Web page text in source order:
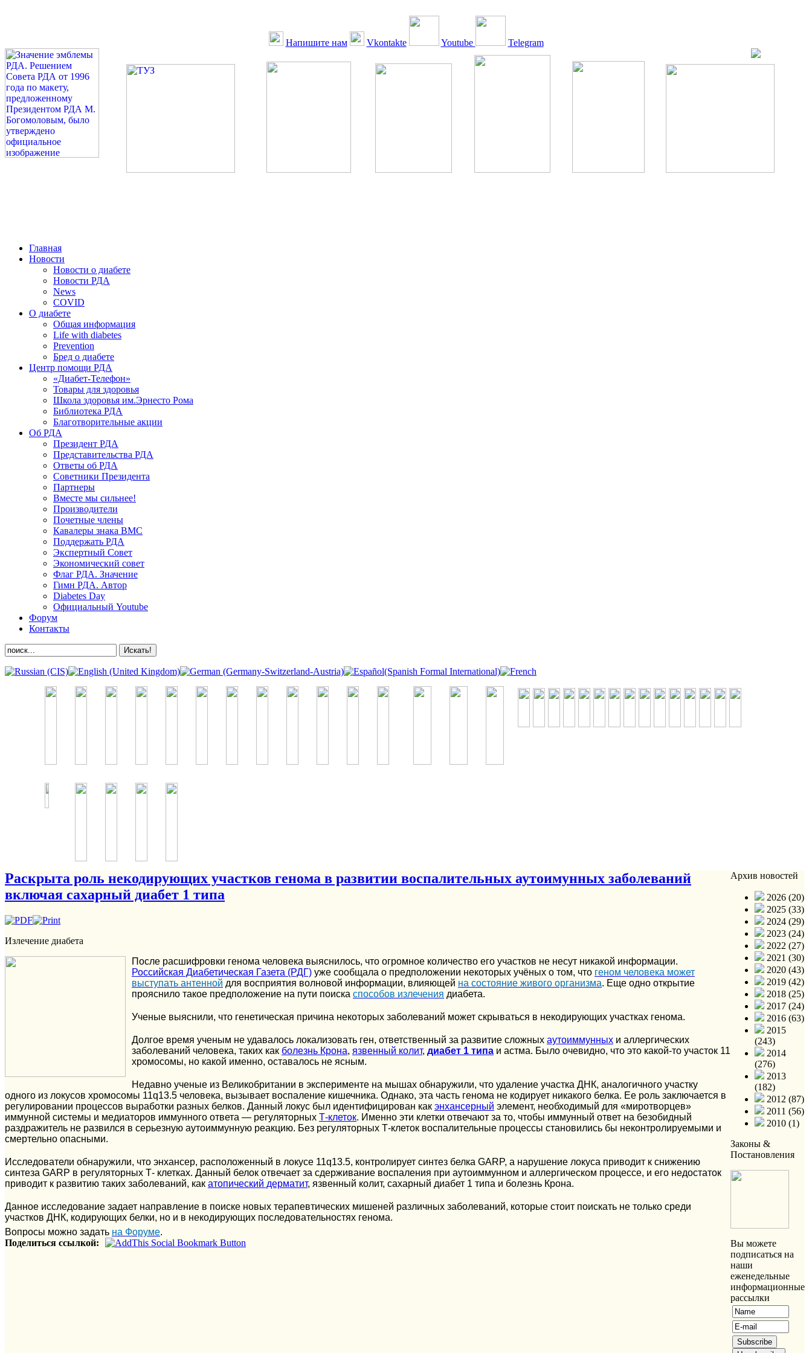
Напишите нам Vkontakte Youtube Telegram
Главная
Новости
Новости о диабете
Новости РДА
News
COVID
О диабете
Общая информация
Life with diabetes
Prevention
Бред о диабете
Центр помощи РДА
«Диабет-Телефон»
Товары для здоровья
Школа здоровья им.Эрнесто Рома
Библиотека РДА
Благотворительные акции
Об РДА
Президент РДА
Представительства РДА
Ответы об РДА
Советники Президента
Партнеры
Вместе мы сильнее!
Производители
Почетные члены
Кавалеры знака ВМС
Поддержать РДА
Экспертный Совет
Экономический совет
Флаг РДА. Значение
Гимн РДА. Автор
Diabetes Day
Официальный Youtube
Форум
Контакты
Раскрыта роль некодирующих участков генома в развитии воспалительных аутоимунных заболеваний
включая сахарный диабет 1 типа
Излечение диабета
После расшифровки генома человека выяснилось, что огромное количество его участков не несут никакой информации.
Российская Диабетическая Газета (РДГ) уже сообщала о предположении некоторых учёных о том, что геном человека может
выступать антенной для восприятия волновой информации, влияющей на состояние живого организма. Еще одно открытие
прояснило такое предположение на пути поиска способов излечения диабета.
Ученые выяснили, что генетическая причина некоторых заболеваний может скрываться в некодирующих участках генома.
Долгое время ученым не удавалось локализовать ген, ответственный за развитие сложных аутоиммунных и аллергических
заболеваний человека, таких как болезнь Крона, язвенный колит, диабет 1 типа и астма. Было очевидно, что это какой-то участок 11
хромосомы, но какой именно, оставалось не ясным.
Недавно ученые из Великобритании в эксперименте на мышах обнаружили, что удаление участка ДНК, аналогичного участку
одного из локусов хромосомы 11q13.5 человека, вызывает воспаление кишечника. Однако, эта часть генома не кодирует никакого белка. Ее роль заключается в
регулировании процессов выработки разных белков. Данный локус был идентифицирован как энхансерный элемент, необходимый для «миротворцев»
иммунной системы и медиаторов иммунного ответа — регуляторных Т-клеток. Именно эти клетки отвечают за то, чтобы иммунный ответ на безобидный
раздражитель не развился в серьезную аутоиммунную реакцию. Без регуляторных Т-клеток воспалительные процессы становились бы неконтролируемыми и
смертельно опасными.
Исследователи обнаружили, что энхансер, расположенный в локусе 11q13.5, контролирует синтез белка GARP, а нарушение локуса приводит к снижению
синтеза GARP в регуляторных Т- клетках. Данный белок отвечает за сдерживание воспаления при аутоиммунном и аллергическом процессе, и его недостаток
приводит к развитию таких заболеваний, как атопический дерматит, язвенный колит, сахарный диабет 1 типа и болезнь Крона.
Данное исследование задает направление в поиске новых терапевтических мишеней различных заболеваний, которые стоит поискать не только среди
участков ДНК, кодирующих белки, но и в некодирующих последовательностях генома.
Вопросы можно задать на Форуме.
Поделиться ссылкой:
Архив новостей
2026 (20)
2025 (33)
2024 (29)
2023 (24)
2022 (27)
2021 (30)
2020 (43)
2019 (42)
2018 (25)
2017 (24)
2016 (63)
2015
(243)
2014
(276)
2013
(182)
2012 (87)
2011 (56)
2010 (1)
Законы &
Постановления
Вы можете
подписаться на
наши
еженедельные
информационные
рассылки